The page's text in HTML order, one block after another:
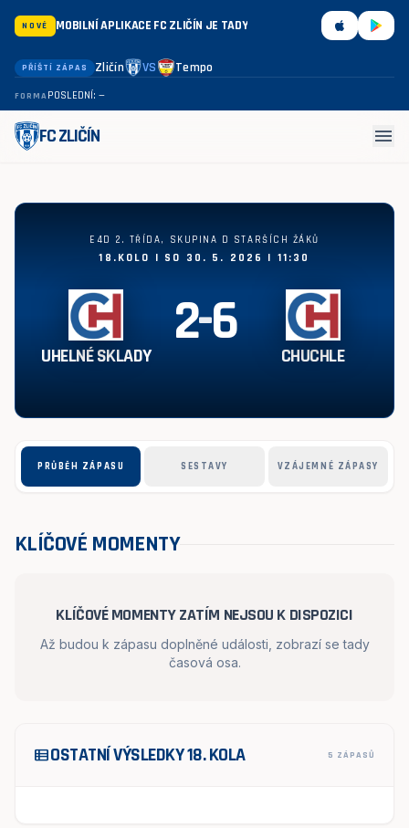
NOVÉ MOBILNÍ APLIKACE FC ZLIČÍN JE TADY
PŘÍŠTÍ ZÁPAS Zličín VS Tempo
FORMAPOSLEDNÍ: —
FC ZLIČÍN menu
Uhelné sklady - Chuchle 2:6
E4D 2. TŘÍDA, SKUPINA D STARŠÍCH ŽÁKŮ
18.KOLO | SO 30. 5. 2026 | 11:30
UHELNÉ SKLADY 2-6 CHUCHLE
PRŮBĚH ZÁPASU SESTAVY VZÁJEMNÉ ZÁPASY
KLÍČOVÉ MOMENTY
KLÍČOVÉ MOMENTY ZATÍM NEJSOU K DISPOZICI
Až budou k zápasu doplněné události, zobrazí se tady
časová osa.
view_listOSTATNÍ VÝSLEDKY 18. KOLA 5 ZÁPASŮ